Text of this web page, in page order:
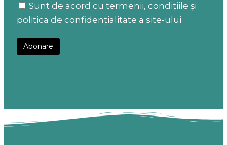
Sunt de acord cu termenii, condițiile și
politica de confidențialitate a site-ului